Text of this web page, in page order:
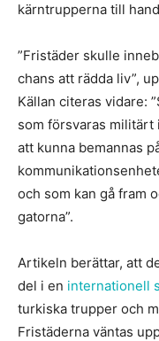
kärntrupperna till
”Fristäder skulle
chans att rädda liv”,
Källan citeras vidare:
som försvaras militärt
att kunna bemannas
och som kan gå fram
gatorna”.
Artikeln berättar, att
del i en internationell
turkiska trupper och
Fristäderna väntas